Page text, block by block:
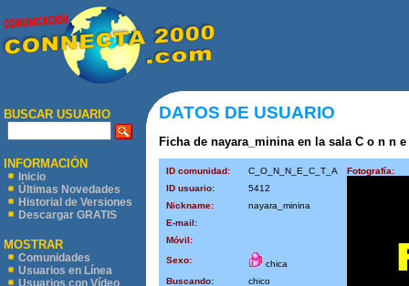
BUSCAR USUARIO
INFORMACIÓN
Inicio
Últimas Novedades
Historial de Versiones
Descargar GRATIS
MOSTRAR
Comunidades
Usuarios en Línea
Usuarios con Vídeo
DATOS DE USUARIO
Ficha de nayara_minina en la sala C o n n
ID comunidad: C_O_N_N_E_C_T_A
Fotografía:
ID usuario:
5412
Nickname:
nayara_minina
E-mail:
Móvil:
Sexo:
chica
Buscando:
chico